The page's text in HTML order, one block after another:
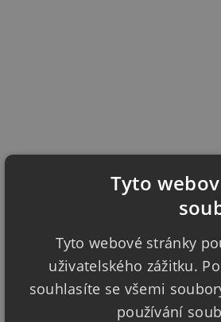
Tyto
Tyto webové stránky
uživatelského zážitku.
souhlasíte se všemi
používání